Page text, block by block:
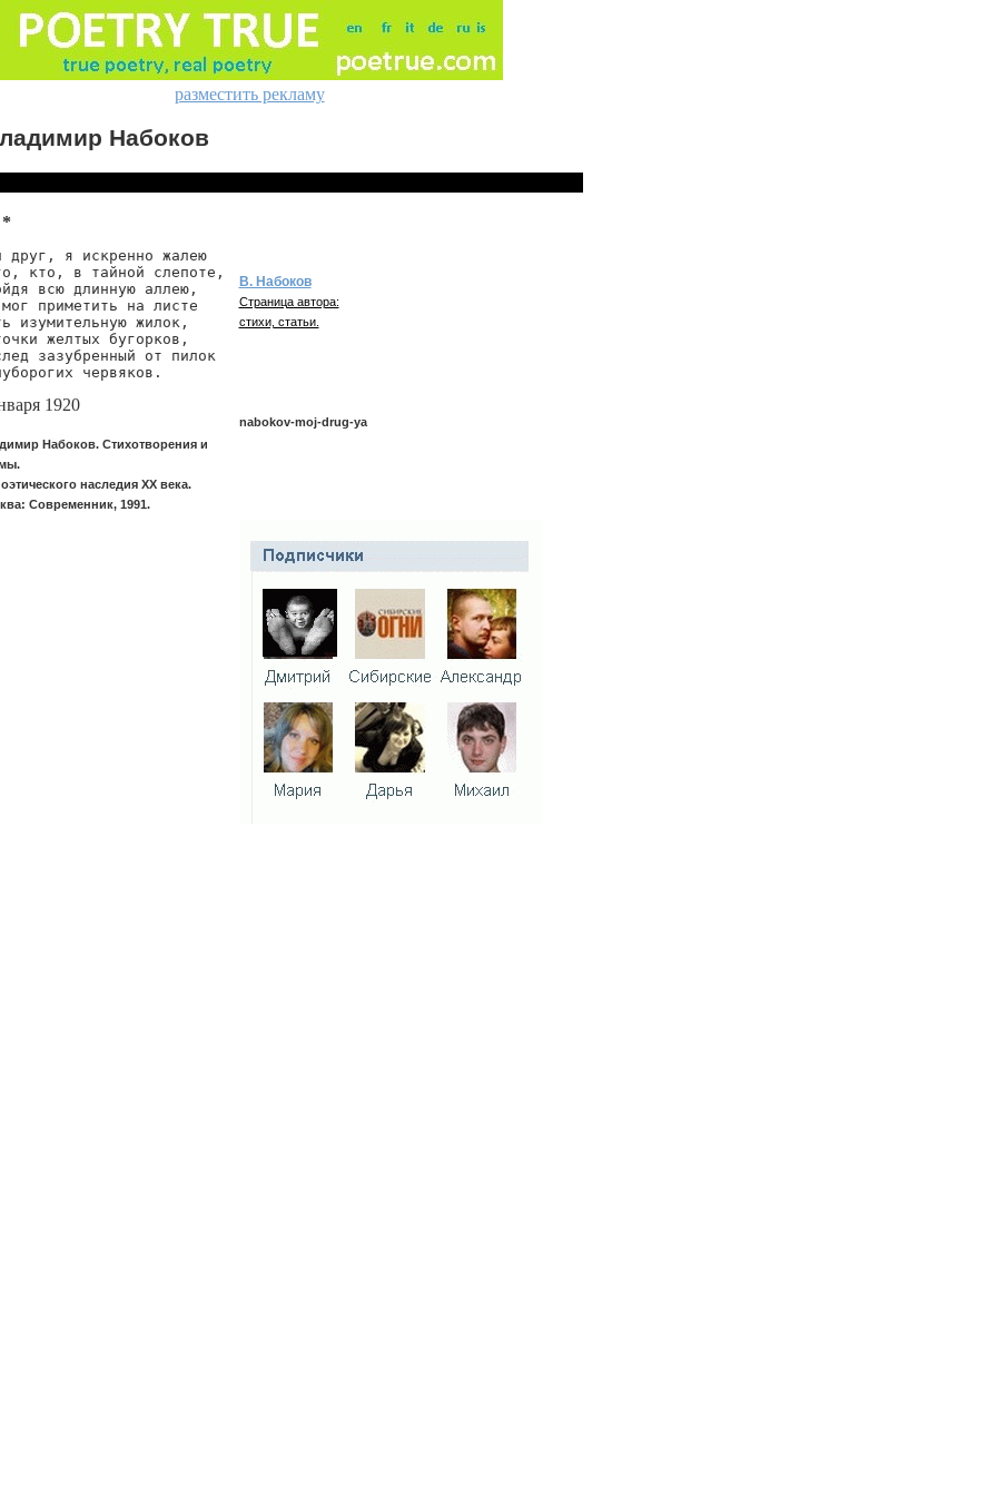
разместить рекламу
Набоков
друг, я искренно жалею
кто, в тайной слепоте,
всю длинную аллею,
приметить на листе
изумительную жилок,
желтых бугорков,
зазубренный от пилок
червяков.
1920
Набоков. Стихотворения и
наследия XX века.
Современник, 1991.
В. Набоков
Страница автора:
стихи, статьи.
nabokov-moj-drug-ya